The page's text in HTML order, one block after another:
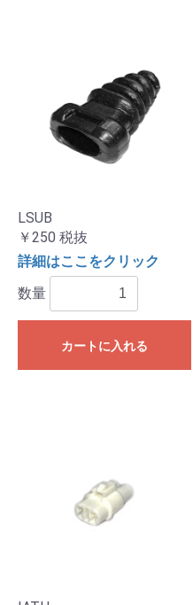
LSUB
￥250 税抜
詳細はここをクリック
数量
カートに入れる